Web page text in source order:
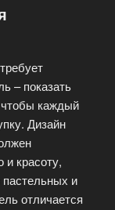
– показать
чтобы каждый
Дизайн
и красоту,
пастельных и
отличается